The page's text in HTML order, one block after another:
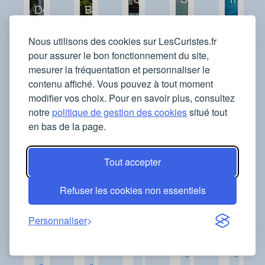
Nous utilisons des cookies sur LesCuristes.fr
pour assurer le bon fonctionnement du site,
mesurer la fréquentation et personnaliser le
contenu affiché. Vous pouvez à tout moment
modifier vos choix. Pour en savoir plus, consultez
notrepolitique de gestion des cookiessitué tout
en bas de la page.
Tout accepter
Refuser les cookies non essentiels
Personnaliser
Dax
Orientations
traitées
Voir
les
i
Bains
Orientations
traitées
Voir
les
V
i
Orientations
traitées
Voir
les
o
traitées
Voir
les
e
Voir
e